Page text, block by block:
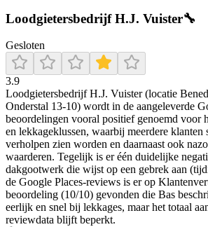
Loodgietersbedrijf H.J. Vuister🔧
Gesloten
3.9
Loodgietersbedrijf H.J. Vuister (locatie
Onderstal 13-10) wordt in de aangeleverde
beoordelingen vooral positief genoemd voor
en lekkageklussen, waarbij meerdere klanten
verholpen zien worden en daarnaast ook
waarderen. Tegelijk is er één duidelijke
dakgootwerk die wijst op een gebrek aan
de Google Places-reviews is er op
beoordeling (10/10) gevonden die Bas
eerlijk en snel bij lekkages, maar het totaal
reviewdata blijft beperkt.